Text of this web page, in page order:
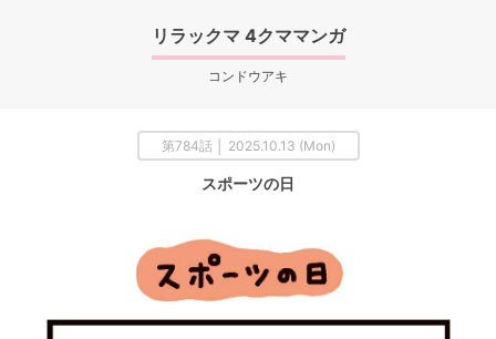
リラックマ 4クママンガ
コンドウアキ
第784話 │ 2025.10.13 (Mon)
スポーツの日